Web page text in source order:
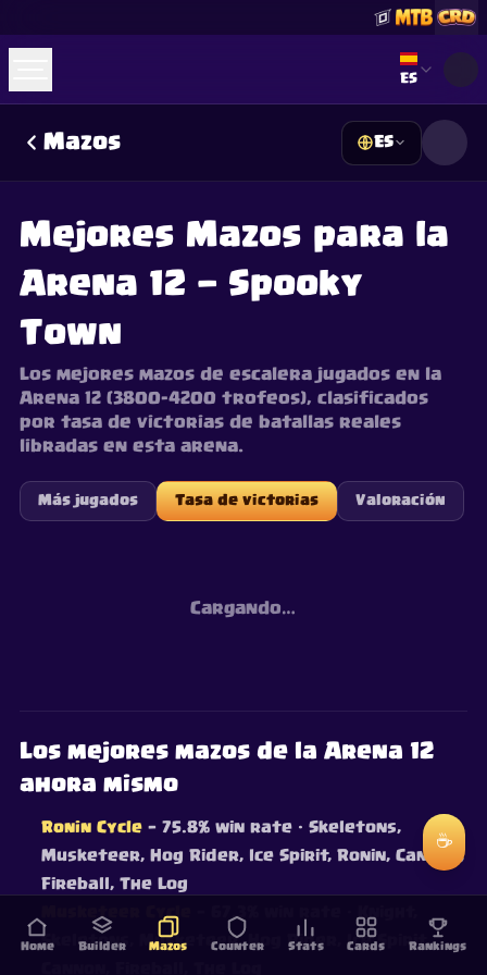
Select
ES
Mazos ES
Mejores Mazos para la
Arena 12 — Spooky
Town
Los mejores mazos de escalera jugados en la
Arena 12 (3800–4200 trofeos), clasificados
por tasa de victorias de batallas reales
libradas en esta arena.
Más jugados Tasa de victorias Valoración
Cargando…
Los mejores mazos de la Arena 12
ahora mismo
Ronin Cycle — 75.8% win rate · Skeletons,
Musketeer, Hog Rider, Ice Spirit, Ronin, Cannon,
Fireball, The Log
Musketeer Cycle
— 67.3% win rate
· Knight,
Skeletons, Musketeer, Hog Rider, Ice Spirit,
Home Builder Mazos Counter Stats Cards Rankings
Unirse a Discord
Guides
FAQAboutContactPrivacyTerms
© 2026 ClashRoyaleDeck.com Todos los Derechos Reservados
This content is not affiliated with, endorsed, sponsored, or
specifically approved by Supercell and Supercell is not
responsible for it. For more information see
☕